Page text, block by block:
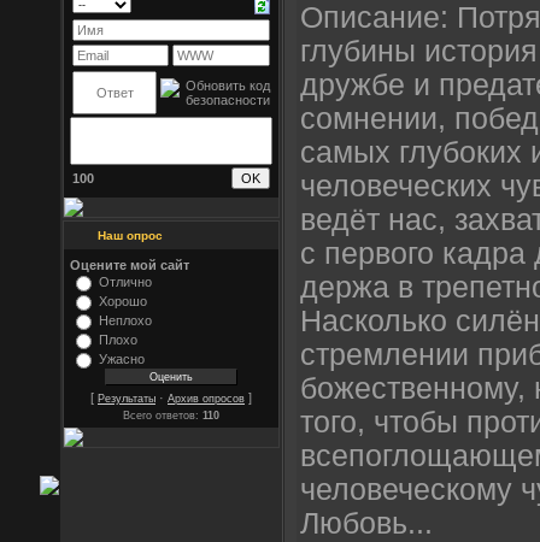
100
Наш опрос
Оцените мой сайт
Отлично
Хорошо
Неплохо
Плохо
Ужасно
[ Результаты · Архив опросов ]
Всего ответов: 110
Описание:
глубины
дружбе и
сомнении,
самых глубоких
человеческих
ведёт нас,
с первого
держа в
Насколько
стремлении
божественному,
того, чтобы
человеческому
Любовь...